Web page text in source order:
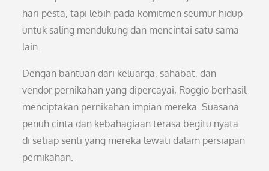
hari pesta, tapi lebih pada komitmen seumur hidup
untuk saling mendukung dan mencintai satu sama
lain.
Dengan bantuan dari keluarga, sahabat, dan
vendor pernikahan yang dipercayai, Roggio berhasil
menciptakan pernikahan impian mereka. Suasana
penuh cinta dan kebahagiaan terasa begitu nyata
di setiap senti yang mereka lewati dalam persiapan
pernikahan.